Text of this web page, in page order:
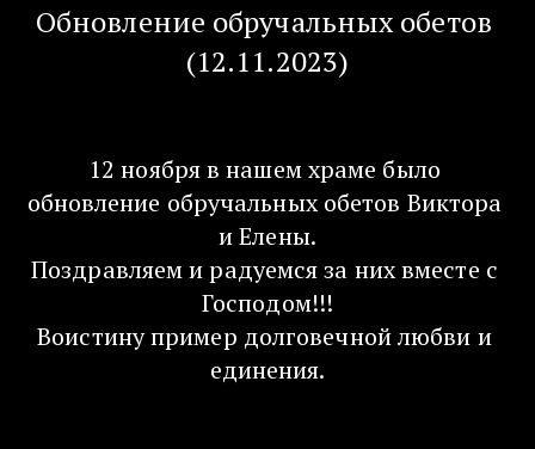
Обновление обручальных обетов
(12.11.2023)
12 ноября в нашем храме было
обновление обручальных обетов Виктора
и Елены.
Поздравляем и радуемся за них вместе с
Господом!!!
Воистину пример долговечной любви и
единения.